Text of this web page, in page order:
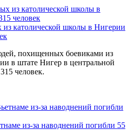
католической школы в Нигерии
похищенных боевиками из
в штате Нигер в центральной
человек.
из-за наводнений погибли 55